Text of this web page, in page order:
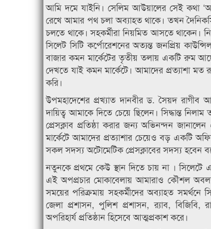
আমি দমে যাইনি। সেলিম আউয়ালের সেই কথা
রেখে আমার পথ চলা অব্যাহত থাকে। তখন
চলতে থাকে। সহকর্মীরা নিয়মিত আসতে থাকেন।
সিলেট সিটি কর্পোরেশনের অত্যন্ত জনপ্রিয়
বাজার কমন মার্কেটের তৃতীয় তলায় একটি রুম
দেখতে যাই কমন মার্কেটে। আমাদের প্রত্যাশা
করি।
উপমহাদেশের প্রখ্যাত দানবীর ড. সৈয়দ রাগীব
দায়িত্ব আমাকে দিতে চেয়ে ছিলেন। সিদ্ধান্ত
প্রেসক্লাব প্রতিষ্ঠা করার জন্য অভিনন্দন
মার্কেটে আমাদের প্রত্যাশার চেয়েও বড় একটি
সকল সদস্য অটোমেটিক প্রেসক্লাবের সদস্য
নতুনকে প্রথমে কেউ স্থান দিতে চায় না । সিলেটে
এই অপপ্রচার মোকাবেলায় আমারাও কৌশল
সময়ের পরিক্রমায় সহকর্মীদের অব্যাহত সমর্থনে
জেলা প্রশাসন, পুলিশ প্রশাসন, র‌্যাব, বিজিবি,
অপরিহার্য প্রতিষ্ঠান হিসেবে আত্মপ্রকাশ করে।